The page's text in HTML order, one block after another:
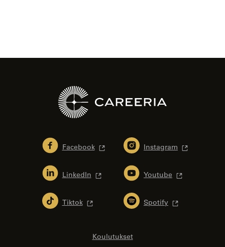
Facebook Instagram
LinkedIn Youtube
Tiktok Spotify
Koulutukset